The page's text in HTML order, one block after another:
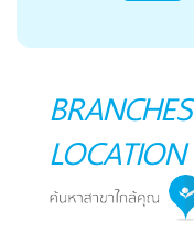
BRANCHES
LOCATION